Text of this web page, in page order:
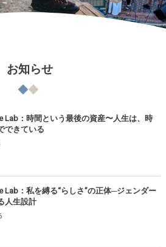
お知らせ
Lab：時間という最後の資産〜人生は、時
できている
Lab：私を縛る“らしさ”の正体─ジェンダー
人生設計